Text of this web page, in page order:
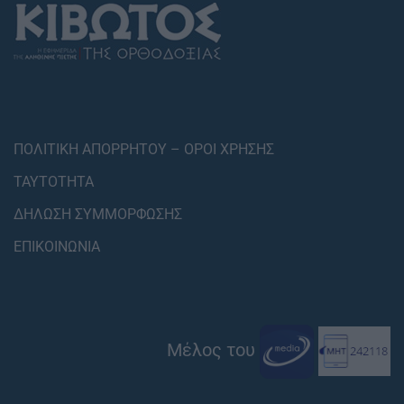
ΠΟΛΙΤΙΚΗ ΑΠΟΡΡΗΤΟΥ – ΟΡΟΙ ΧΡΗΣΗΣ
ΤΑΥΤΟΤΗΤΑ
ΔΗΛΩΣΗ ΣΥΜΜΟΡΦΩΣΗΣ
ΕΠΙΚΟΙΝΩΝΙΑ
Μέλος του